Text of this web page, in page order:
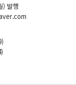
) 발행
)